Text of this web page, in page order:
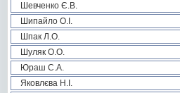
Шевченко Є.В.
Шипайло О.І.
Шпак Л.О.
Шуляк О.О.
Юраш С.А.
Яковлєва Н.І.